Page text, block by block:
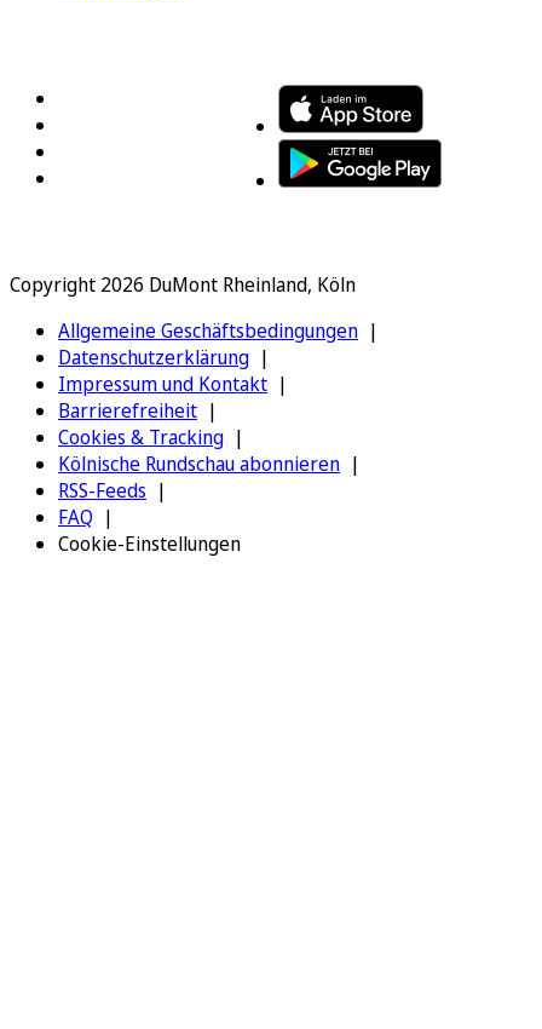
Copyright 2026 DuMont Rheinland, Köln
Allgemeine Geschäftsbedingungen
Datenschutzerklärung
Impressum und Kontakt
Barrierefreiheit
Cookies & Tracking
Kölnische Rundschau abonnieren
RSS-Feeds
FAQ
Cookie-Einstellungen